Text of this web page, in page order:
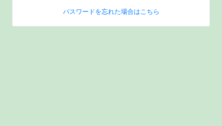
パスワードを忘れた場合はこちら